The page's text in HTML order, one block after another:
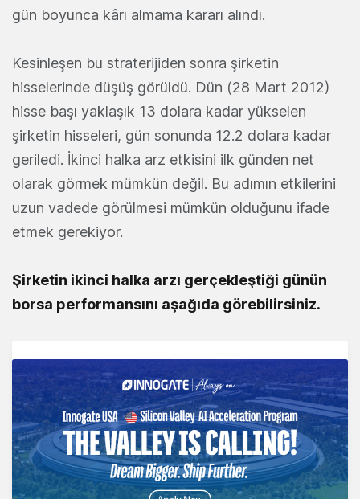
gün boyunca kârı almama kararı alındı.
Kesinleşen bu straterijiden sonra şirketin
hisselerinde düşüş görüldü. Dün (28 Mart 2012)
hisse başı yaklaşık 13 dolara kadar yükselen
şirketin hisseleri, gün sonunda 12.2 dolara kadar
geriledi. İkinci halka arz etkisini ilk günden net
olarak görmek mümkün değil. Bu adımın etkilerini
uzun vadede görülmesi mümkün olduğunu ifade
etmek gerekiyor.
Şirketin ikinci halka arzı gerçekleştiği günün
borsa performansını aşağıda görebilirsiniz.